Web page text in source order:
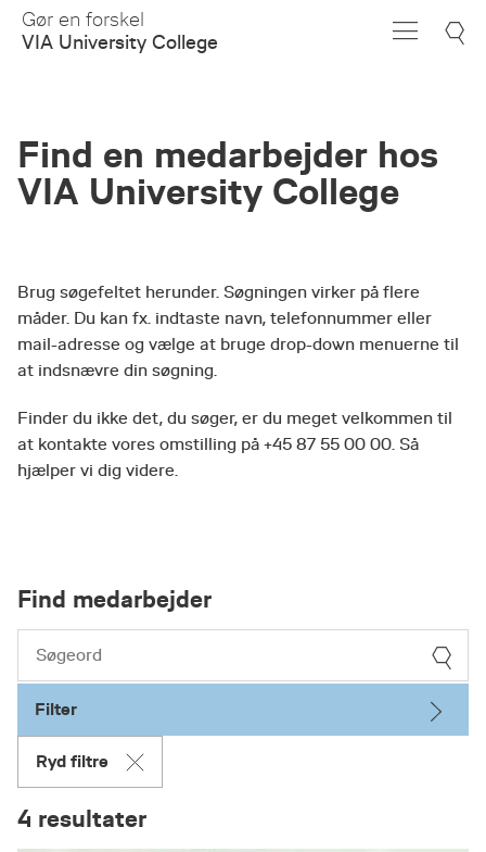
Skip
Main
Gør en forskel
VIA University College
Find en medarbejder hos
VIA University College
Brug søgefeltet herunder. Søgningen virker på flere
måder. Du kan fx. indtaste navn, telefonnummer eller
mail-adresse og vælge at bruge drop-down menuerne til
at indsnævre din søgning.
Finder du ikke det, du søger, er du meget velkommen til
at kontakte vores omstilling på +45 87 55 00 00. Så
hjælper vi dig videre.
Find medarbejder
Filter
Ryd filtre
4 resultater